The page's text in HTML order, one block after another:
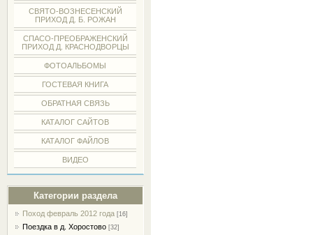
СВЯТО-ВОЗНЕСЕНСКИЙ
ПРИХОД Д. Б. РОЖАН
СПАСО-ПРЕОБРАЖЕНСКИЙ
ПРИХОД Д. КРАСНОДВОРЦЫ
ФОТОАЛЬБОМЫ
ГОСТЕВАЯ КНИГА
ОБРАТНАЯ СВЯЗЬ
КАТАЛОГ САЙТОВ
КАТАЛОГ ФАЙЛОВ
ВИДЕО
Категории раздела
Поход февраль 2012 года [16]
Поездка в д. Хоростово [32]